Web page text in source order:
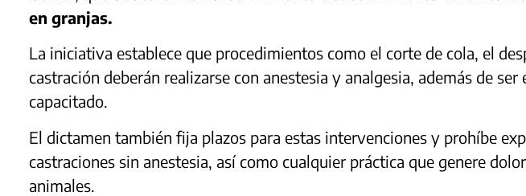
en granjas.
La iniciativa establece que procedimientos como el corte de cola, el
castración deberán realizarse con anestesia y analgesia, además de
capacitado.
El dictamen también fija plazos para estas intervenciones y prohíbe
castraciones sin anestesia, así como cualquier práctica que genere
animales.